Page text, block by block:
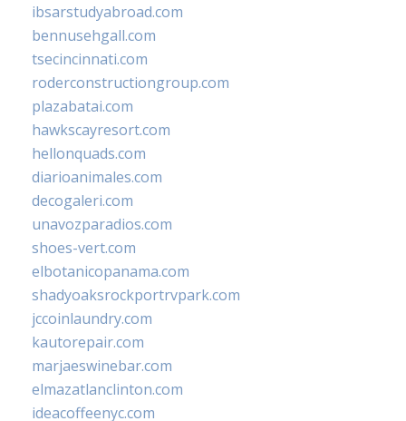
ibsarstudyabroad.com
bennusehgall.com
tsecincinnati.com
roderconstructiongroup.com
plazabatai.com
hawkscayresort.com
hellonquads.com
diarioanimales.com
decogaleri.com
unavozparadios.com
shoes-vert.com
elbotanicopanama.com
shadyoaksrockportrvpark.com
jccoinlaundry.com
kautorepair.com
marjaeswinebar.com
elmazatlanclinton.com
ideacoffeenyc.com